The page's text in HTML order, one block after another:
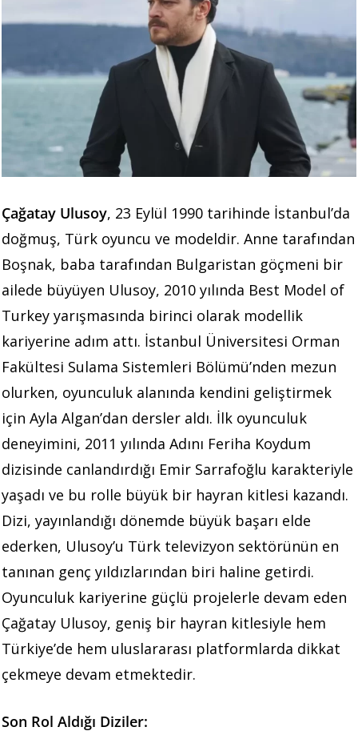
Çağatay Ulusoy, 23 Eylül 1990 tarihinde İstanbul’da
doğmuş, Türk oyuncu ve modeldir. Anne tarafından
Boşnak, baba tarafından Bulgaristan göçmeni bir
ailede büyüyen Ulusoy, 2010 yılında Best Model of
Turkey yarışmasında birinci olarak modellik
kariyerine adım attı. İstanbul Üniversitesi Orman
Fakültesi Sulama Sistemleri Bölümü’nden mezun
olurken, oyunculuk alanında kendini geliştirmek
için Ayla Algan’dan dersler aldı. İlk oyunculuk
deneyimini, 2011 yılında Adını Feriha Koydum
dizisinde canlandırdığı Emir Sarrafoğlu karakteriyle
yaşadı ve bu rolle büyük bir hayran kitlesi kazandı.
Dizi, yayınlandığı dönemde büyük başarı elde
ederken, Ulusoy’u Türk televizyon sektörünün en
tanınan genç yıldızlarından biri haline getirdi.
Oyunculuk kariyerine güçlü projelerle devam eden
Çağatay Ulusoy, geniş bir hayran kitlesiyle hem
Türkiye’de hem uluslararası platformlarda dikkat
çekmeye devam etmektedir.
Son Rol Aldığı Diziler: